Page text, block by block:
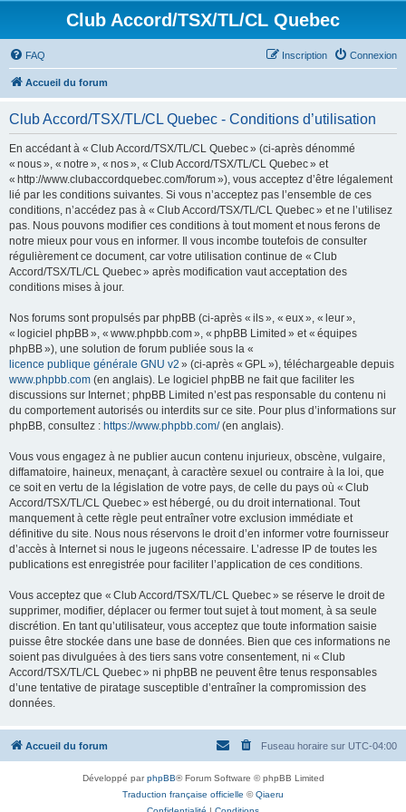
Club Accord/TSX/TL/CL Quebec
FAQ Connexion
Inscription
Accueil du forum
Club Accord/TSX/TL/CL Quebec - Conditions d’utilisation
En accédant à « Club Accord/TSX/TL/CL Quebec » (ci-après dénommé
« nous », « notre », « nos », « Club Accord/TSX/TL/CL Quebec » et
« http://www.clubaccordquebec.com/forum »), vous acceptez d’être légalement
lié par les conditions suivantes. Si vous n’acceptez pas l’ensemble de ces
conditions, n’accédez pas à « Club Accord/TSX/TL/CL Quebec » et ne l’utilisez
pas. Nous pouvons modifier ces conditions à tout moment et nous ferons de
notre mieux pour vous en informer. Il vous incombe toutefois de consulter
régulièrement ce document, car votre utilisation continue de « Club
Accord/TSX/TL/CL Quebec » après modification vaut acceptation des
conditions mises à jour.
Nos forums sont propulsés par phpBB (ci-après « ils », « eux », « leur »,
« logiciel phpBB », « www.phpbb.com », « phpBB Limited » et « équipes
phpBB »), une solution de forum publiée sous la «
licence publique générale GNU v2 » (ci-après « GPL »), téléchargeable depuis
www.phpbb.com (en anglais). Le logiciel phpBB ne fait que faciliter les
discussions sur Internet ; phpBB Limited n’est pas responsable du contenu ni
du comportement autorisés ou interdits sur ce site. Pour plus d’informations sur
phpBB, consultez : https://www.phpbb.com/(en anglais).
Vous vous engagez à ne publier aucun contenu injurieux, obscène, vulgaire,
diffamatoire, haineux, menaçant, à caractère sexuel ou contraire à la loi, que
ce soit en vertu de la législation de votre pays, de celle du pays où « Club
Accord/TSX/TL/CL Quebec » est hébergé, ou du droit international. Tout
manquement à cette règle peut entraîner votre exclusion immédiate et
définitive du site. Nous nous réservons le droit d’en informer votre fournisseur
d’accès à Internet si nous le jugeons nécessaire. L’adresse IP de toutes les
publications est enregistrée pour faciliter l’application de ces conditions.
Vous acceptez que « Club Accord/TSX/TL/CL Quebec » se réserve le droit de
supprimer, modifier, déplacer ou fermer tout sujet à tout moment, à sa seule
discrétion. En tant qu’utilisateur, vous acceptez que toute information saisie
puisse être stockée dans une base de données. Bien que ces informations ne
soient pas divulguées à des tiers sans votre consentement, ni « Club
Accord/TSX/TL/CL Quebec » ni phpBB ne peuvent être tenus responsables
d’une tentative de piratage susceptible d’entraîner la compromission des
données.
Accueil du forum Fuseau horaire sur UTC-04:00
Développé parphpBB® Forum Software © phpBB Limited
Traduction française officielle ©Qiaeru